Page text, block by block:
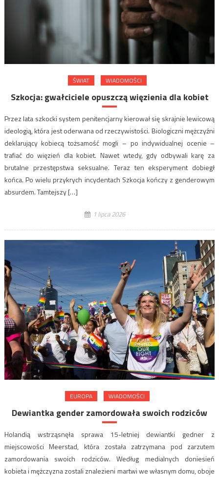
ŚWIAT WIADOMOŚCI
Szkocja: gwałciciele opuszczą więzienia dla kobiet
Przez lata szkocki system penitencjarny kierował się skrajnie lewicową
ideologią, która jest oderwana od rzeczywistości. Biologiczni mężczyźni
deklarujący kobiecą tożsamość mogli – po indywidualnej ocenie –
trafiać do więzień dla kobiet. Nawet wtedy, gdy odbywali karę za
brutalne przestępstwa seksualne. Teraz ten eksperyment dobiegł
końca. Po wielu przykrych incydentach Szkocja kończy z genderowym
absurdem. Tamtejszy […]
1 lipca 2026
EUROPA WIADOMOŚCI
Dewiantka gender zamordowała swoich rodziców
Holandią wstrząsnęła sprawa 15-letniej dewiantki gedner z
miejscowości Meerstad, która została zatrzymana pod zarzutem
zamordowania swoich rodziców. Według medialnych doniesień
kobieta i mężczyzna zostali znalezieni martwi we własnym domu, oboje